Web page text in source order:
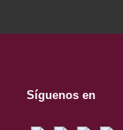
Síguenos en